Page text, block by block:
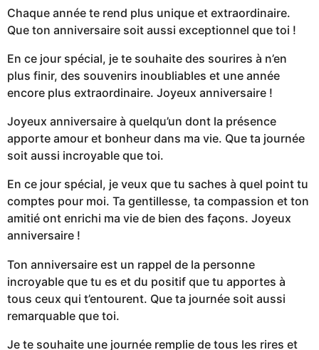
Chaque année te rend plus unique et extraordinaire.
Que ton anniversaire soit aussi exceptionnel que toi !
En ce jour spécial, je te souhaite des sourires à n’en
plus finir, des souvenirs inoubliables et une année
encore plus extraordinaire. Joyeux anniversaire !
Joyeux anniversaire à quelqu’un dont la présence
apporte amour et bonheur dans ma vie. Que ta journée
soit aussi incroyable que toi.
En ce jour spécial, je veux que tu saches à quel point tu
comptes pour moi. Ta gentillesse, ta compassion et ton
amitié ont enrichi ma vie de bien des façons. Joyeux
anniversaire !
Ton anniversaire est un rappel de la personne
incroyable que tu es et du positif que tu apportes à
tous ceux qui t’entourent. Que ta journée soit aussi
remarquable que toi.
Je te souhaite une journée remplie de tous les rires et